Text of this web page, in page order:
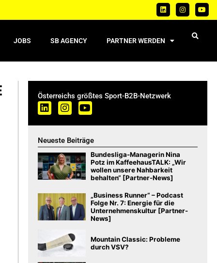
JOBS SB AGENCY PARTNER WERDEN
Österreichs größtes Sport-B2B-Netzwerk
Neueste Beiträge
Bundesliga-Managerin Nina
Potz im KaffeehausTALK: „Wir
wollen unsere Nahbarkeit
behalten“ [Partner-News]
„Business Runner“ – Podcast
Folge Nr. 7: Energie für die
Unternehmenskultur [Partner-
News]
Mountain Classic: Probleme
durch VSV?